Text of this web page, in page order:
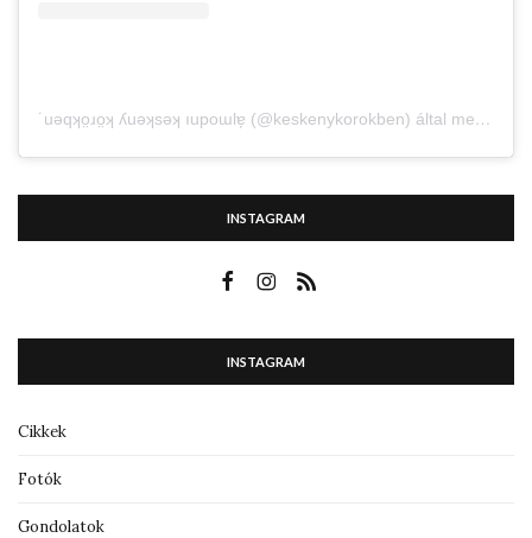
˙uǝqʞo̤ɹo̤ʞ ʎuǝʞsǝʞ ıupoɯlɐ̗ (@keskenykorokben) által megosztott bejegyzés
INSTAGRAM
INSTAGRAM
Cikkek
Fotók
Gondolatok